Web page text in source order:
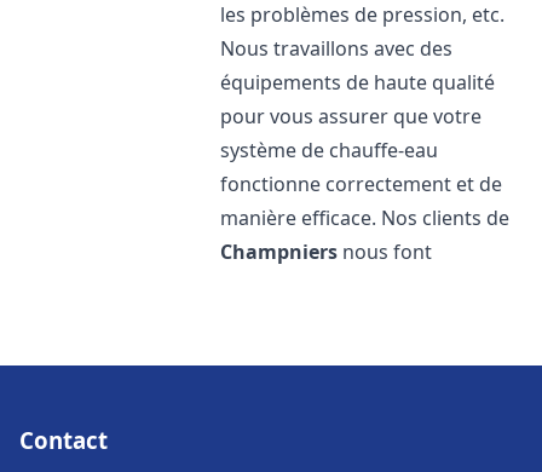
les problèmes de pression, etc.
Nous travaillons avec des
équipements de haute qualité
pour vous assurer que votre
système de chauffe-eau
fonctionne correctement et de
manière efficace. Nos clients de
Champniers nous font
Contact